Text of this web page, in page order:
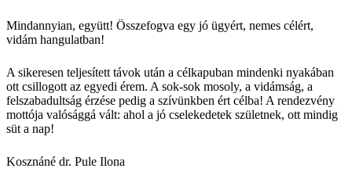
Mindannyian, együtt! Összefogva egy jó ügyért, nemes célért,
vidám hangulatban!
A sikeresen teljesített távok után a célkapuban mindenki nyakában
ott csillogott az egyedi érem. A sok-sok mosoly, a vidámság, a
felszabadultság érzése pedig a szívünkben ért célba! A rendezvény
mottója valósággá vált: ahol a jó cselekedetek születnek, ott mindig
süt a nap!
Kosznáné dr. Pule Ilona